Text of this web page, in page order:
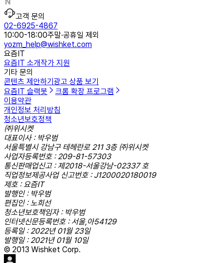
고객 문의
02-6925-4867
10:00-18:00주말·공휴일 제외
yozm_help@wishket.com
요즘IT
요즘IT 소개작가 지원
기타 문의
콘텐츠 제안하기 광고 상품 보기
요즘IT 슬랙봇
크롬 확장 프로그램
이용약관
개인정보 처리방침
청소년보호정책
㈜위시켓
대표이사 : 박우범
서울특별시 강남구 테헤란로 211 3층 ㈜위시켓
사업자등록번호 : 209-81-57303
통신판매업신고 : 제2018-서울강남-02337 호
직업정보제공사업 신고번호 : J1200020180019
제호 : 요즘IT
발행인 : 박우범
편집인 : 노희선
청소년보호책임자 : 박우범
인터넷신문등록번호 : 서울,아54129
등록일 : 2022년 01월 23일
발행일 : 2021년 01월 10일
© 2013 Wishket Corp.